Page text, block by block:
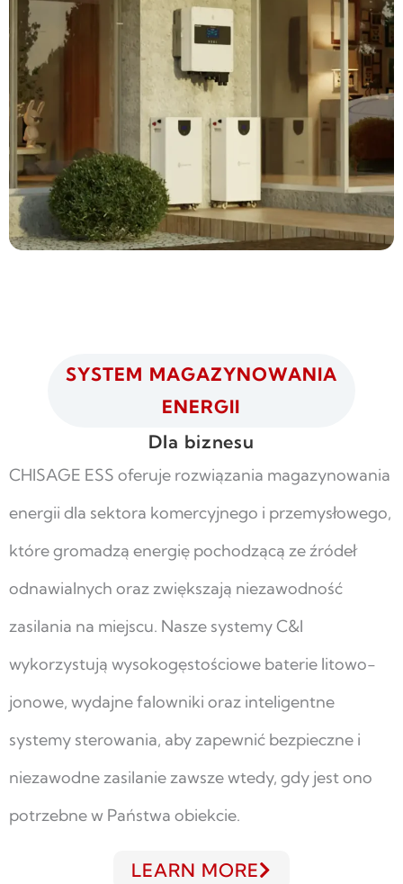
SYSTEM MAGAZYNOWANIA
ENERGII
Dla biznesu
CHISAGE ESS oferuje rozwiązania magazynowania
energii dla sektora komercyjnego i przemysłowego,
które gromadzą energię pochodzącą ze źródeł
odnawialnych oraz zwiększają niezawodność
zasilania na miejscu. Nasze systemy C&I
wykorzystują wysokogęstościowe baterie litowo-
jonowe, wydajne falowniki oraz inteligentne
systemy sterowania, aby zapewnić bezpieczne i
niezawodne zasilanie zawsze wtedy, gdy jest ono
potrzebne w Państwa obiekcie.
LEARN MORE